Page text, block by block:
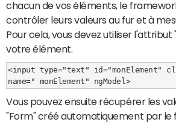
chacun de vos éléments, le
contrôler leurs valeurs au fur et à
Pour cela, vous devez utiliser l'attribut
votre élément.
<input type="text" id="monElement"
name=" monElement" ngModel>
Vous pouvez ensuite récupérer les
"Form" créé automatiquement par le